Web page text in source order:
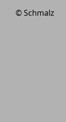
© Schmalz